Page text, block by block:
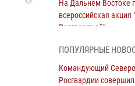
На Дальнем Востоке
всероссийская
Росгвардией"
Заместитель
полковник
ПОПУЛЯРНЫЕ
Командующий
Росгвардии